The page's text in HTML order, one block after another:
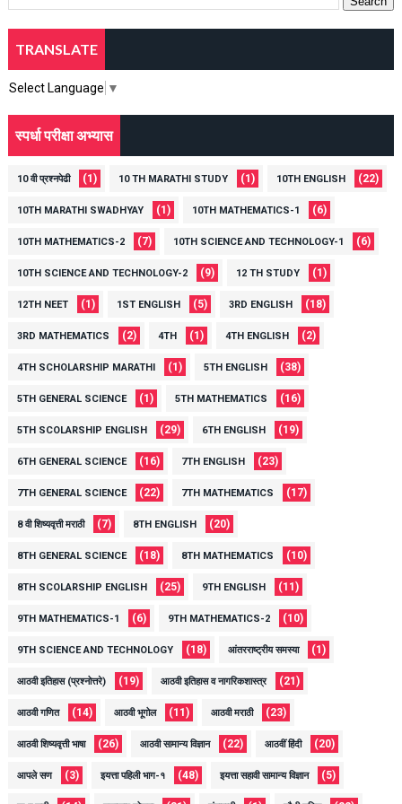
TRANSLATE
Select Language ▼
स्पर्धा परीक्षा अभ्यास
10 वी प्रश्नपेढी (1) 10 TH MARATHI STUDY (1) 10TH ENGLISH (22)
10TH MARATHI SWADHYAY (1) 10TH MATHEMATICS-1 (6)
10TH MATHEMATICS-2 (7) 10TH SCIENCE AND TECHNOLOGY-1 (6)
10TH SCIENCE AND TECHNOLOGY-2 (9) 12 TH STUDY (1)
12TH NEET (1) 1ST ENGLISH (5) 3RD ENGLISH (18)
3RD MATHEMATICS (2) 4TH (1) 4TH ENGLISH (2)
4TH SCHOLARSHIP MARATHI (1) 5TH ENGLISH (38)
5TH GENERAL SCIENCE (1) 5TH MATHEMATICS (16)
5TH SCOLARSHIP ENGLISH (29) 6TH ENGLISH (19)
6TH GENERAL SCIENCE (16) 7TH ENGLISH (23)
7TH GENERAL SCIENCE (22) 7TH MATHEMATICS (17)
8 वी शिष्यवृत्ती मराठी (7) 8TH ENGLISH (20)
8TH GENERAL SCIENCE (18) 8TH MATHEMATICS (10)
8TH SCOLARSHIP ENGLISH (25) 9TH ENGLISH (11)
9TH MATHEMATICS-1 (6) 9TH MATHEMATICS-2 (10)
9TH SCIENCE AND TECHNOLOGY (18) आंतरराष्ट्रीय समस्या (1)
आठवी इतिहास (प्रश्नोत्तरे) (19) आठवी इतिहास व नागरिकशास्त्र (21)
आठवी गणित (14) आठवी भूगोल (11) आठवी मराठी (23)
आठवी शिष्यवृत्ती भाषा (26) आठवी सामान्य विज्ञान (22) आठवीं हिंदी (20)
आपले सण (3) इयत्ता पहिली भाग-१ (48) इयत्ता सहावी सामान्य विज्ञान (5)